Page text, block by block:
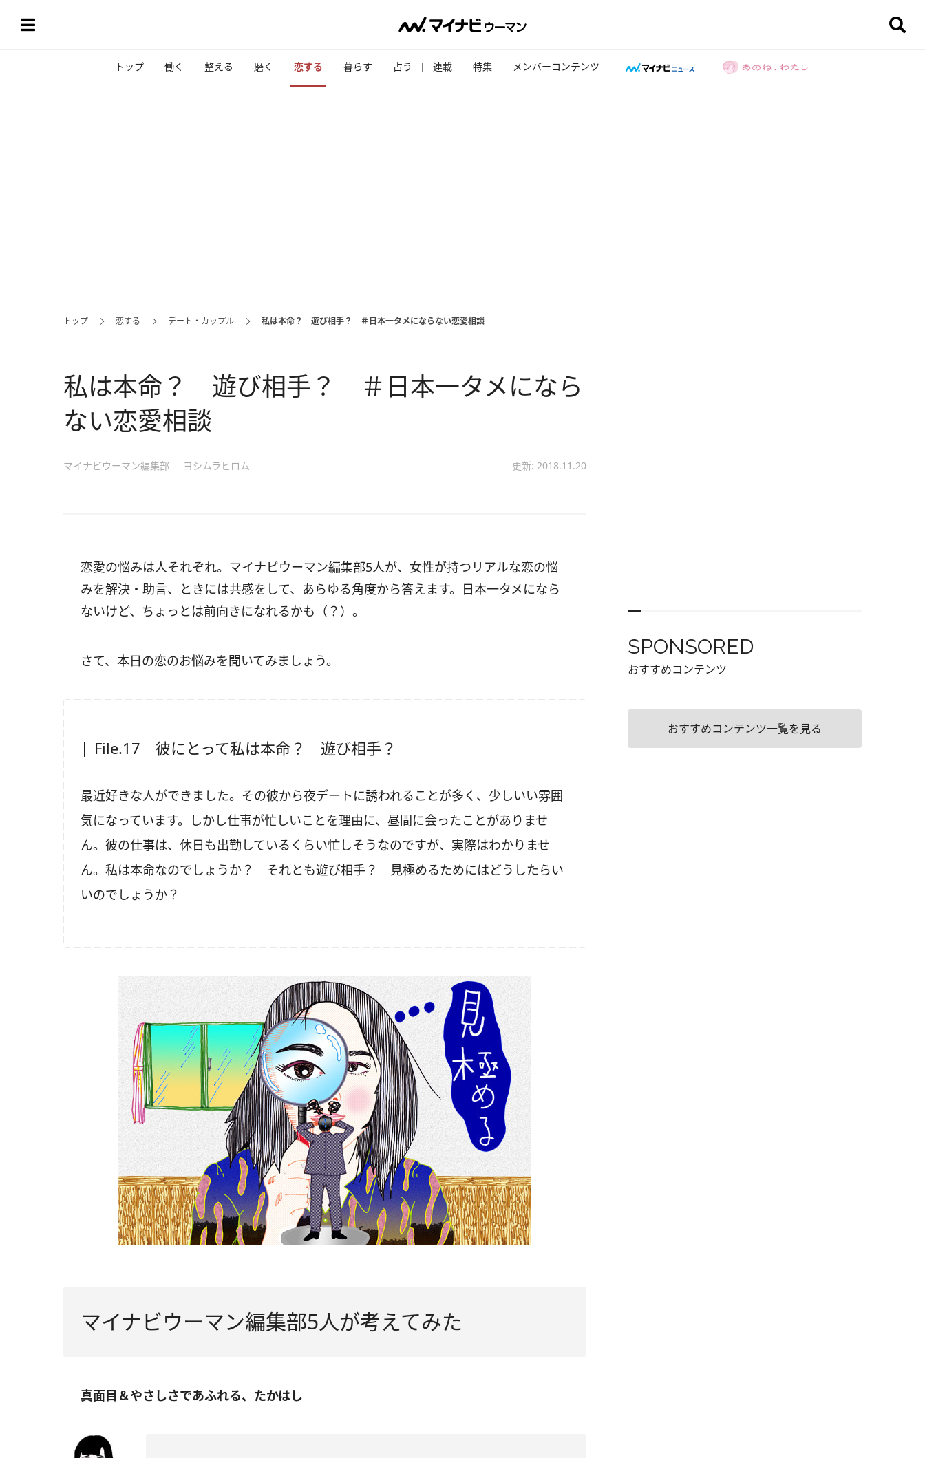
トップ 働く 整える 磨く 恋する 暮らす 占う 連載 特集 メンバーコンテンツ
トップ 恋する デート・カップル 私は本命？ 遊び相手？ ＃日本一タメにならない恋愛相談
私は本命？ 遊び相手？ ＃日本一タメになら
ない恋愛相談
マイナビウーマン編集部 ヨシムラヒロム 更新: 2018.11.20
恋愛の悩みは人それぞれ。マイナビウーマン編集部5人が、女性が持つリアルな恋の悩
みを解決・助言、ときには共感をして、あらゆる角度から答えます。日本一タメになら
ないけど、ちょっとは前向きになれるかも（？）。
さて、本日の恋のお悩みを聞いてみましょう。
File.17 彼にとって私は本命？ 遊び相手？
最近好きな人ができました。その彼から夜デートに誘われることが多く、少しいい雰囲
気になっています。しかし仕事が忙しいことを理由に、昼間に会ったことがありませ
ん。彼の仕事は、休日も出勤しているくらい忙しそうなのですが、実際はわかりませ
ん。私は本命なのでしょうか？ それとも遊び相手？ 見極めるためにはどうしたらい
いのでしょうか？
マイナビウーマン編集部5人が考えてみた
真面目＆やさしさであふれる、たかはし
SPONSORED
おすすめコンテンツ
おすすめコンテンツ一覧を見る